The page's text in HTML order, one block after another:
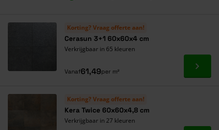
Korting? Vraag offerte aan!
Cerasun 3+1 60x60x4 cm
Verkrijgbaar in 65 kleuren
Vanaf61,49per m² Ga
Korting? Vraag offerte aan!
Kera Twice 60x60x4,8 cm
Verkrijgbaar in 27 kleuren